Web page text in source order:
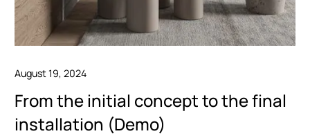
August 19, 2024
From the initial concept to the final
installation (Demo)